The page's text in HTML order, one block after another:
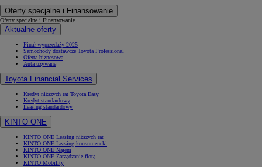
Oferty specjalne i Finansowanie
Oferty specjalne i Finansowanie
Aktualne oferty
Finał wyprzedaży 2025
Samochody dostawcze Toyota Professional
Oferta biznesowa
Auta używane
Toyota Financial Services
Kredyt niższych rat Toyota Easy
Kredyt standardowy
Leasing standardowy
KINTO ONE
KINTO ONE Leasing niższych rat
KINTO ONE Leasing konsumencki
KINTO ONE Najem
KINTO ONE Zarządzanie flotą
KINTO Mobility